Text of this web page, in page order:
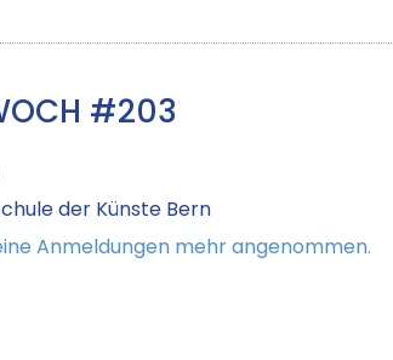
#203
der Künste Bern
Anmeldungen mehr angenommen.